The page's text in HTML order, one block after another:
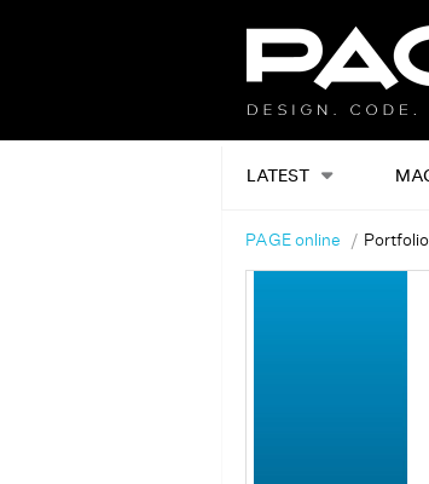
LATEST
PAGE online